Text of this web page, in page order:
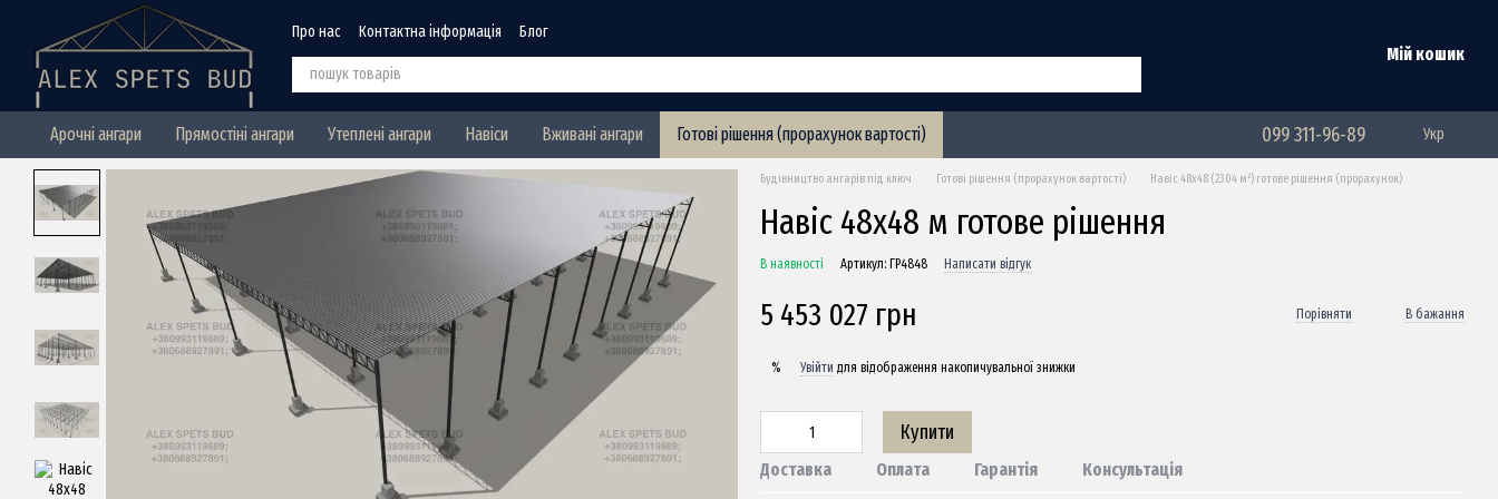
Перейти до основного контенту
Про нас Контактна інформація Блог
Мій кошик
Арочні ангари Прямостіні ангари Утеплені ангари Навіси Вживані ангари Готові рішення (прорахунок вартості) 099 311-96-89 Укр
Будівництво ангарів під ключ Готові рішення (прорахунок вартості) Навіс 48х48 (2304 м²) готове рішення (прорахунок)
Навіс 48х48 м готове рішення
В наявності Артикул: ГР4848 Написати відгук
5 453 027 грн Порівняти В бажання
% Увійти для відображення накопичувальної знижки
Купити
Доставка Оплата Гарантія Консультація